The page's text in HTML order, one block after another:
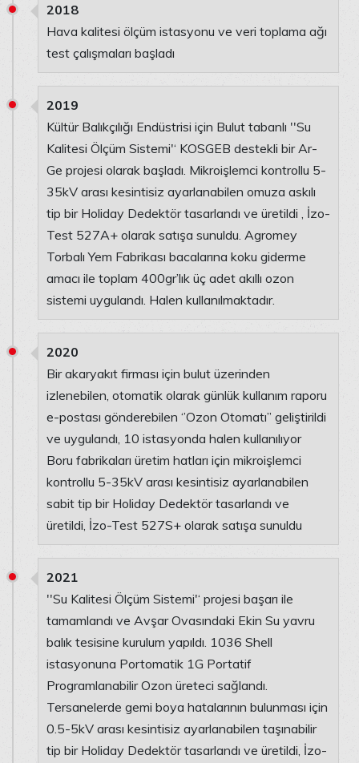
2018
Hava kalitesi ölçüm istasyonu ve veri toplama ağı
test çalışmaları başladı
2019
Kültür Balıkçılığı Endüstrisi için Bulut tabanlı ''Su
Kalitesi Ölçüm Sistemi'‘ KOSGEB destekli bir Ar-
Ge projesi olarak başladı. Mikroişlemci kontrollu 5-
35kV arası kesintisiz ayarlanabilen omuza askılı
tip bir Holiday Dedektör tasarlandı ve üretildi , İzo-
Test 527A+ olarak satışa sunuldu. Agromey
Torbalı Yem Fabrikası bacalarına koku giderme
amacı ile toplam 400gr’lık üç adet akıllı ozon
sistemi uygulandı. Halen kullanılmaktadır.
2020
Bir akaryakıt firması için bulut üzerinden
izlenebilen, otomatik olarak günlük kullanım raporu
e-postası gönderebilen ‘’Ozon Otomatı’’ geliştirildi
ve uygulandı, 10 istasyonda halen kullanılıyor
Boru fabrikaları üretim hatları için mikroişlemci
kontrollu 5-35kV arası kesintisiz ayarlanabilen
sabit tip bir Holiday Dedektör tasarlandı ve
üretildi, İzo-Test 527S+ olarak satışa sunuldu
2021
''Su Kalitesi Ölçüm Sistemi'‘ projesi başarı ile
tamamlandı ve Avşar Ovasındaki Ekin Su yavru
balık tesisine kurulum yapıldı. 1036 Shell
istasyonuna Portomatik 1G Portatif
Programlanabilir Ozon üreteci sağlandı.
Tersanelerde gemi boya hatalarının bulunması için
0.5-5kV arası kesintisiz ayarlanabilen taşınabilir
tip bir Holiday Dedektör tasarlandı ve üretildi, İzo-